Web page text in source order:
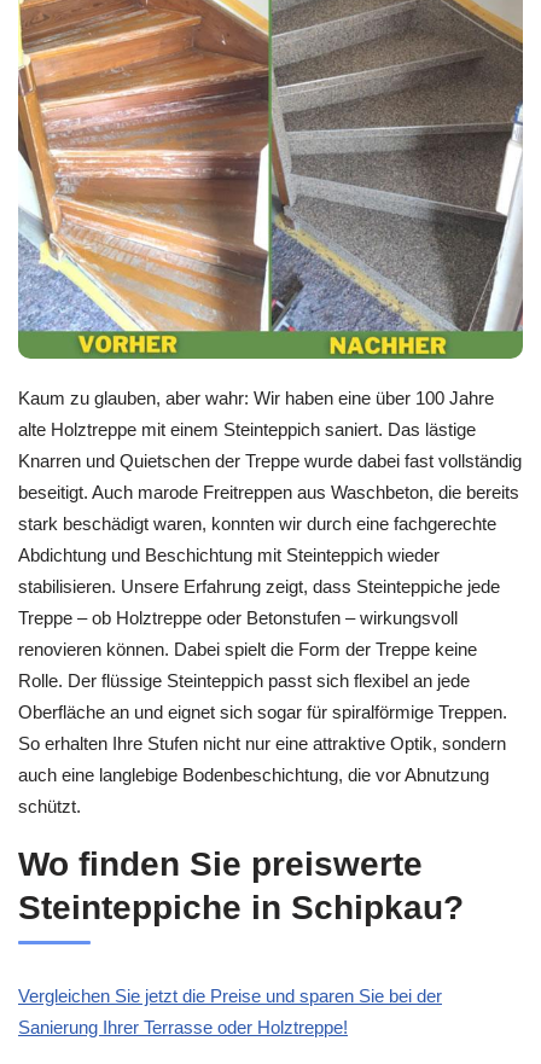
Kaum zu glauben, aber wahr: Wir haben eine über 100 Jahre
alte Holztreppe mit einem Steinteppich saniert. Das lästige
Knarren und Quietschen der Treppe wurde dabei fast vollständig
beseitigt. Auch marode Freitreppen aus Waschbeton, die bereits
stark beschädigt waren, konnten wir durch eine fachgerechte
Abdichtung und Beschichtung mit Steinteppich wieder
stabilisieren. Unsere Erfahrung zeigt, dass Steinteppiche jede
Treppe – ob Holztreppe oder Betonstufen – wirkungsvoll
renovieren können. Dabei spielt die Form der Treppe keine
Rolle. Der flüssige Steinteppich passt sich flexibel an jede
Oberfläche an und eignet sich sogar für spiralförmige Treppen.
So erhalten Ihre Stufen nicht nur eine attraktive Optik, sondern
auch eine langlebige Bodenbeschichtung, die vor Abnutzung
schützt.
Wo finden Sie preiswerte
Steinteppiche in Schipkau?
Vergleichen Sie jetzt die Preise und sparen Sie bei der
Sanierung Ihrer Terrasse oder Holztreppe!